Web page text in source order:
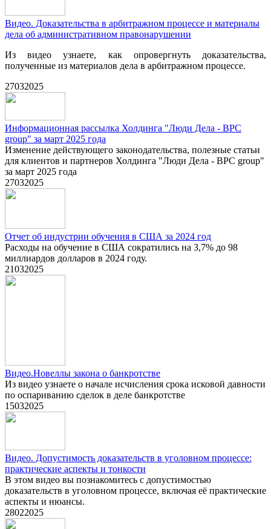
Видео. Доказательства в арбитражном процессе и материалы
дела об административном правонарушении
Из видео узнаете, как опровергнуть доказательства,
полученные из материалов дела в арбитражном процессе.
27032025
Информационная рассылка Холдинга "Люди Дела - BPC
group" за март 2025 года
Изменение действующего законодательства, полезные статьи
для клиентов и партнеров Холдинга "Люди Дела - BPC group"
за март 2025 года
27032025
Отчет об индустрии обучения в США за 2024 год
Расходы на обучение в США сократились на 3,7% до 98
миллиардов долларов в 2024 году.
21032025
Видео.Новеллы закона о банкротстве
Из видео узнаете о начале исчисления срока исковой давности
по оспариванию сделок в деле банкротстве
15032025
Видео. Допустимость доказательств в уголовном процессе:
практические аспекты и тонкости
В этом видео вы познакомитесь с допустимостью
доказательств в уголовном процессе, включая её практические
аспекты и нюансы.
28022025